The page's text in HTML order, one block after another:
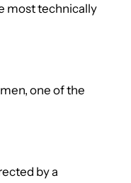
most technically
one of the
by a